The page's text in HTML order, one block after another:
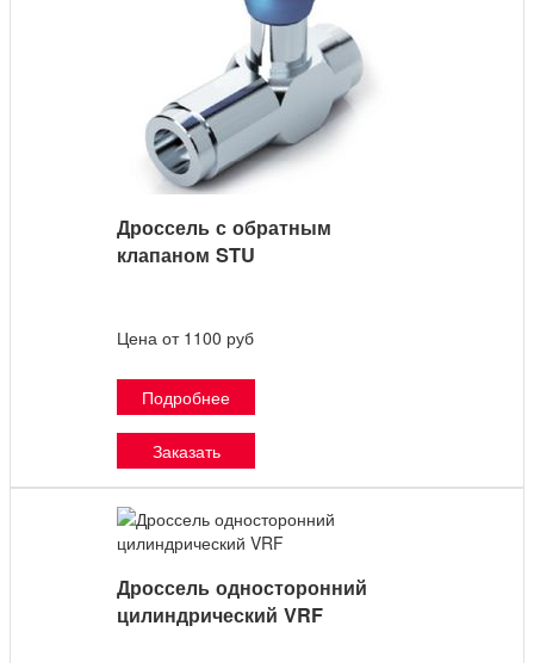
Дроссель с обратным
клапаном STU
Цена от 1100 руб
Подробнее
Заказать
Дроссель односторонний
цилиндрический VRF